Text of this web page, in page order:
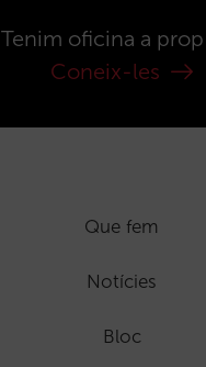
Tenim oficina a
Coneix-les
Que fem
Notícies
Bloc